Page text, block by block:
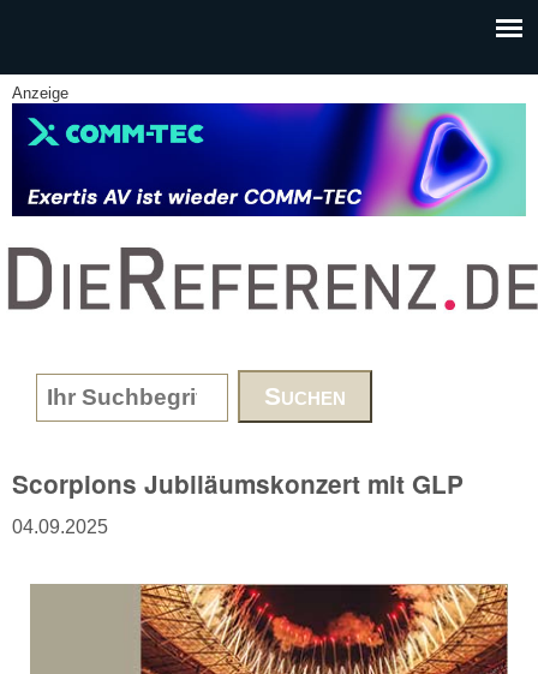
Anzeige
www.DieReferenz.de
Search form
Scorpions Jubiläumskonzert mit GLP
04.09.2025